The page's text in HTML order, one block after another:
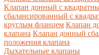
Клапан донный с
сбалансированный с
круглым фланцем Клапан
клапана Клапан донный
положения клапана
Дыхательные клапаны